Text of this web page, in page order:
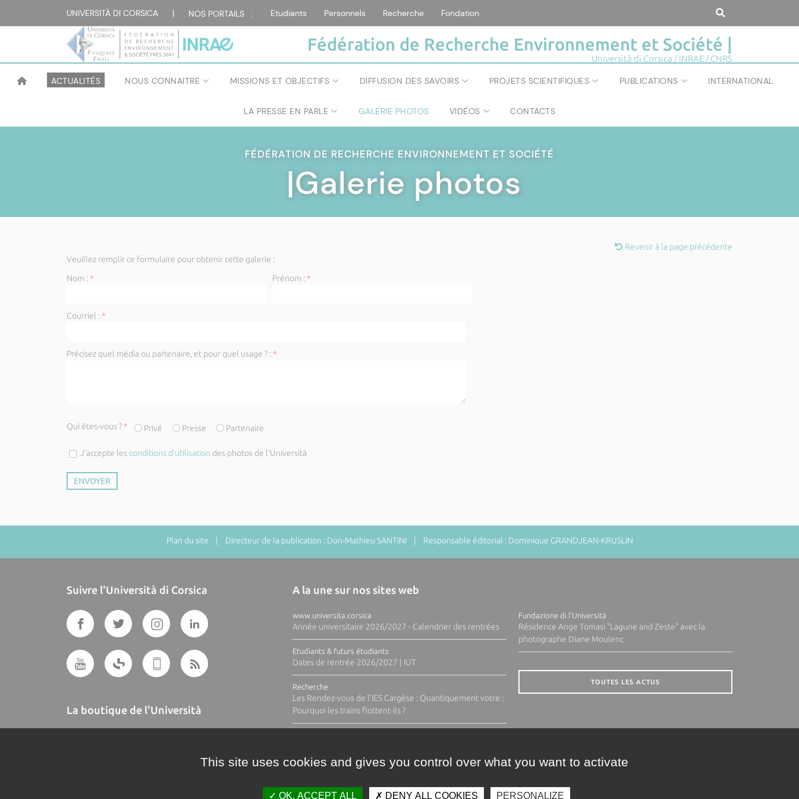
UNIVERSITÀ DI CORSICA | NOS PORTAILS : Etudiants Personnels Recherche Fondation
Fédération de Recherche Environnement et Société |
Università di Corsica / INRAE / CNRS
ACTUALITÉS NOUS CONNAITRE MISSIONS ET OBJECTIFS DIFFUSION DES SAVOIRS PROJETS SCIENTIFIQUES PUBLICATIONS INTERNATIONAL
LA PRESSE EN PARLE GALERIE PHOTOS VIDÉOS CONTACTS
FÉDÉRATION DE RECHERCHE ENVIRONNEMENT ET SOCIÉTÉ
|Galerie photos
Revenir à la page précédente
Veuillez remplir ce formulaire pour obtenir cette galerie :
Nom :* Prénom :*
Courriel :*
Précisez quel média ou partenaire, et pour quel usage ? :*
Qui êtes-vous ?* Privé Presse Partenaire
J’accepte lesconditions d’utilisation des photos de l'Università
Plan du site | Directeur de la publication : Don-Mathieu SANTINI | Responsable éditorial : Dominique GRANDJEAN-KRUSLIN
Suivre l'Università di Corsica
La boutique de l'Università
A la une sur nos sites web
www.universita.corsica
Année universitaire 2026/2027 - Calendrier des rentrées
Etudiants & futurs étudiants
Dates de rentrée 2026/2027 | IUT
Recherche
Les Rendez-vous de l'IES Cargèse : Quantiquement votre :
Pourquoi les trains flottent-ils ?
Fundazione di l'Università
Résidence Ange Tomasi "Lagune and Zeste" avec la
photographe Diane Moulenc
TOUTES LES ACTUS
This site uses cookies and gives you control over what you want to activate
OK, ACCEPT ALL DENY ALL COOKIES PERSONALIZE